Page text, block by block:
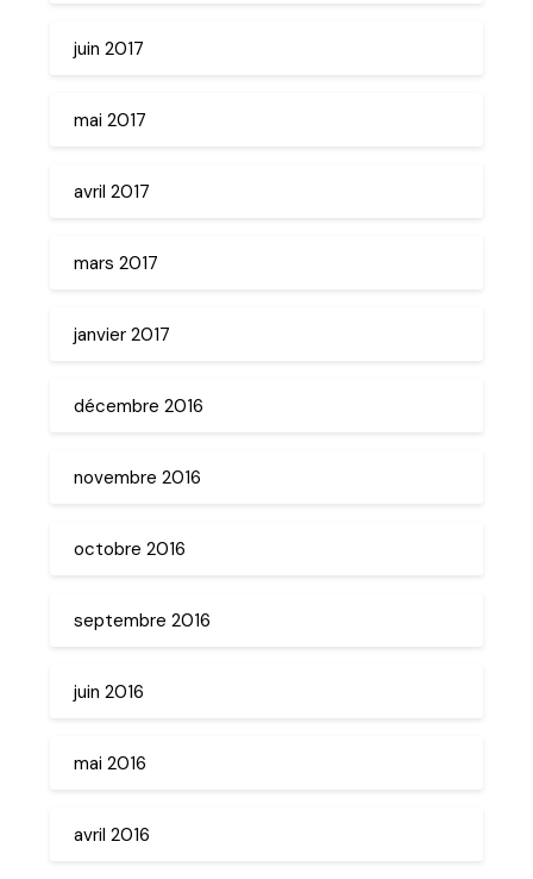
juin 2017
mai 2017
avril 2017
mars 2017
janvier 2017
décembre 2016
novembre 2016
octobre 2016
septembre 2016
juin 2016
mai 2016
avril 2016